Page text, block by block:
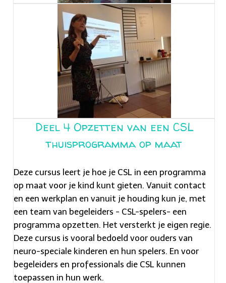
Deel 4 Opzetten van een CSL
thuisprogramma op maat
Deze cursus leert je hoe je CSL in een programma
op maat voor je kind kunt gieten. Vanuit contact
en een werkplan en vanuit je houding kun je, met
een team van begeleiders - CSL-spelers- een
programma opzetten. Het versterkt je eigen regie.
Deze cursus is vooral bedoeld voor ouders van
neuro-speciale kinderen en hun spelers. En voor
begeleiders en professionals die CSL kunnen
toepassen in hun werk.